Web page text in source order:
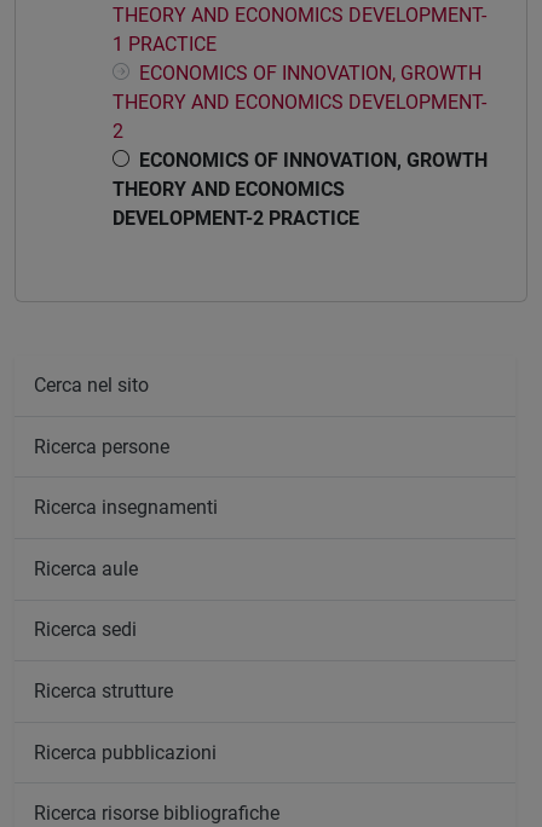
THEORY AND ECONOMICS DEVELOPMENT-
1 PRACTICE
ECONOMICS OF INNOVATION, GROWTH
THEORY AND ECONOMICS DEVELOPMENT-
2
ECONOMICS OF INNOVATION, GROWTH
THEORY AND ECONOMICS
DEVELOPMENT-2 PRACTICE
Cerca nel sito
Ricerca persone
Ricerca insegnamenti
Ricerca aule
Ricerca sedi
Ricerca strutture
Ricerca pubblicazioni
Ricerca risorse bibliografiche